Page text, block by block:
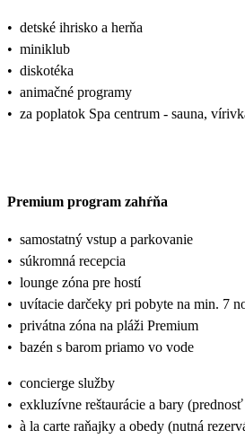
• detské ihrisko a herňa
• miniklub
• diskotéka
• animačné programy
• za poplatok Spa centrum - sauna,
Premium program zahŕňa
• samostatný vstup a parkovanie
• súkromná recepcia
• lounge zóna pre hostí
• uvítacie darčeky pri pobyte na min. 7
• privátna zóna na pláži Premium
• bazén s barom priamo vo vode
• concierge služby
• exkluzívne reštaurácie a bary
• à la carte raňajky a obedy (nutná